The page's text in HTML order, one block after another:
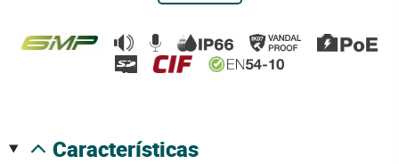
características